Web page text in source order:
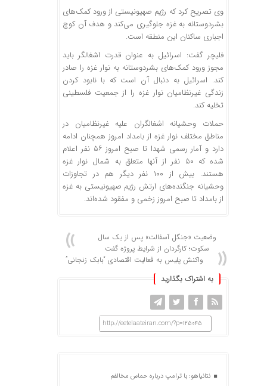
وی تصریح کرد که رژیم صهیونیستی از ورود کمک‌های
بشردوستانه به غزه جلوگیری می‌کند و هدف آن کوچ
اجباری ساکنان این منطقه است.
فلیچر گفت: اسرائیل به عنوان قدرت اشغالگر باید
مجوز ورود کمک‌های بشردوستانه به نوار غزه را صادر
کند. اسرائیل به دنبال آن است که با نابود کردن
زندگی غیرنظامیان نوار غزه را از جمعیت فلسطینی
تخلیه کند.
حملات وحشیانه اشغالگران علیه غیرنظامیان در
مناطق مختلف نوار غزه از بامداد امروز همچنان ادامه
دارد و آمار رسمی شهدا تا صبح امروز ۵۶ نفر اعلام
شده که ۵۰ نفر از آنها متعلق به شمال نوار غزه
هستند. بیش از ۱۰۰ نفر دیگر هم در تجاوزات
وحشیانه جنگنده‌های ارتش رژیم صهیونیستی به غزه
از بامداد تا صبح امروز زخمی و مفقود شده‌اند.
وضعیت «جنگل آسفالت» پس از یک سال
سکوت؛ کارگردان از شرایط پروژه گفت
واکنش پلیس به فعالیت اقتصادی “بابک زنجانی”
به اشتراک بگذارید
http://eetelaateiran.com/?p=125045
نتانیاهو: با ترامپ درباره حماس مخالفم